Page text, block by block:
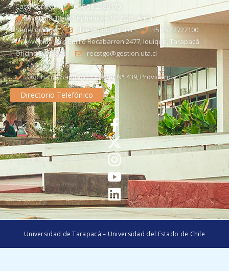
Casa Central
+56 58 2386170
Avenida 18 de Septiembre N° 2222, Arica
Sede Iquique
direseciqq@uta.cl
+56 57 2727100​
Avenida Luis Emilio Recabarren 2477, Iquique, Tarapacá
Oficina Santiago
recstgo@gestion.uta.cl
+56 58 2386093
Oficina de Santiago: Quebec N° 439, Providencia
Directorio Telefónico
Universidad de Tarapacá – Universidad del Estado de Chile